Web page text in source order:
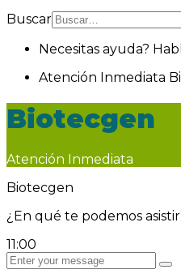
Buscar
Necesitas ayuda?
Atención Inmediata
Biotecgen
Atención Inmediata
Biotecgen
¿En qué te podemos
11:00